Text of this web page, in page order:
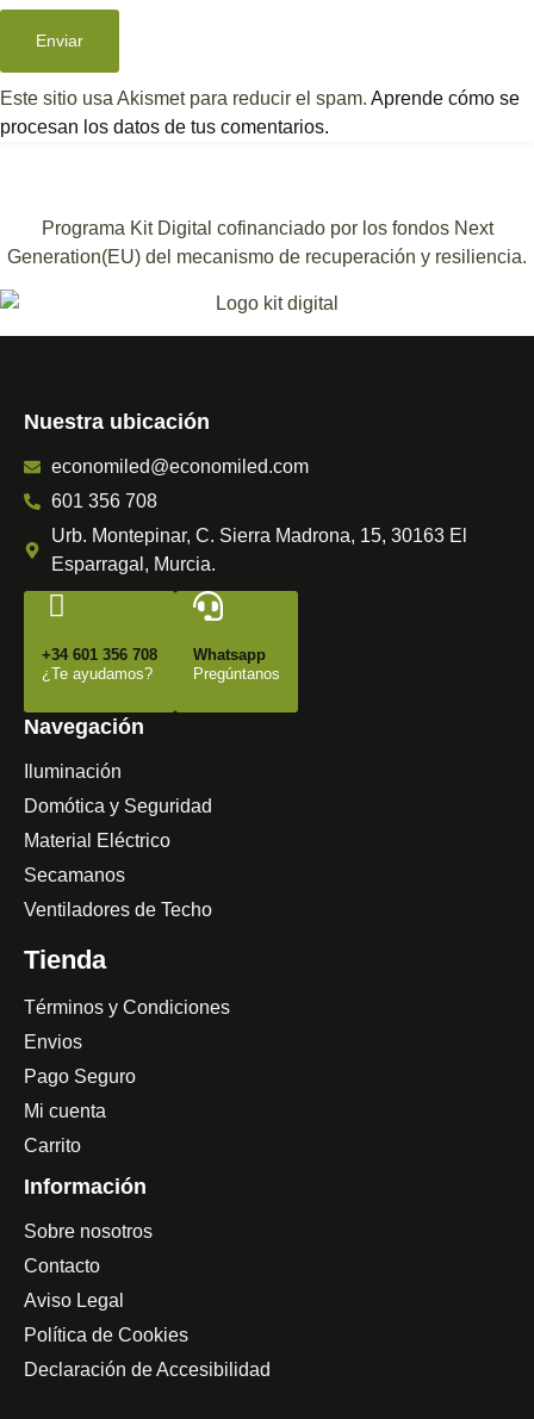
Este sitio usa Akismet para reducir el spam. Aprende cómo se
procesan los datos de tus comentarios.
Programa Kit Digital cofinanciado por los fondos Next
Generation(EU) del mecanismo de recuperación y resiliencia.
Nuestra ubicación
economiled@economiled.com
601 356 708
Urb. Montepinar, C. Sierra Madrona, 15, 30163 El
Esparragal, Murcia.
+34 601 356 708
¿Te ayudamos?
Whatsapp
Pregúntanos
Navegación
Iluminación
Domótica y Seguridad
Material Eléctrico
Secamanos
Ventiladores de Techo
Tienda
Términos y Condiciones
Envios
Pago Seguro
Mi cuenta
Carrito
Información
Sobre nosotros
Contacto
Aviso Legal
Política de Cookies
Declaración de Accesibilidad